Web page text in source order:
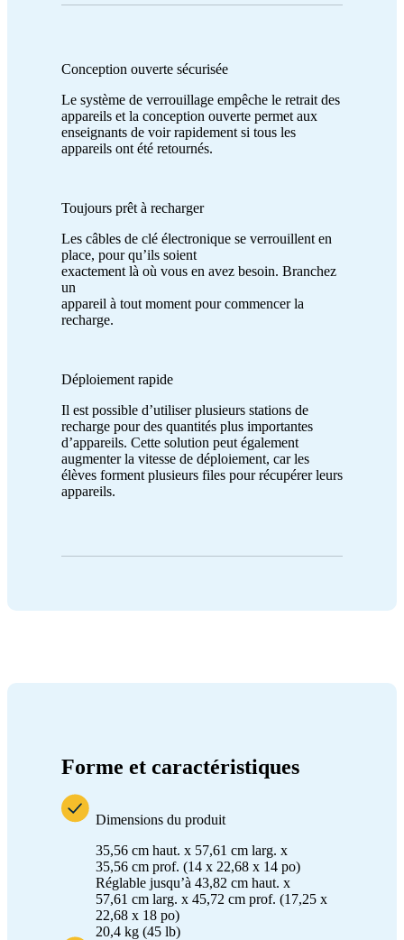
Conception ouverte sécurisée
Le système de verrouillage empêche le retrait des
appareils et la conception ouverte permet aux
enseignants de voir rapidement si tous les
appareils ont été retournés.
Toujours prêt à recharger
Les câbles de clé électronique se verrouillent en
place, pour qu’ils soient
exactement là où vous en avez besoin. Branchez
un
appareil à tout moment pour commencer la
recharge.
Déploiement rapide
Il est possible d’utiliser plusieurs stations de
recharge pour des quantités plus importantes
d’appareils. Cette solution peut également
augmenter la vitesse de déploiement, car les
élèves forment plusieurs files pour récupérer leurs
appareils.
Forme et caractéristiques
Dimensions du produit
35,56 cm haut. x 57,61 cm larg. x
35,56 cm prof. (14 x 22,68 x 14 po)
Réglable jusqu’à 43,82 cm haut. x
57,61 cm larg. x 45,72 cm prof. (17,25 x
22,68 x 18 po)
20,4 kg (45 lb)